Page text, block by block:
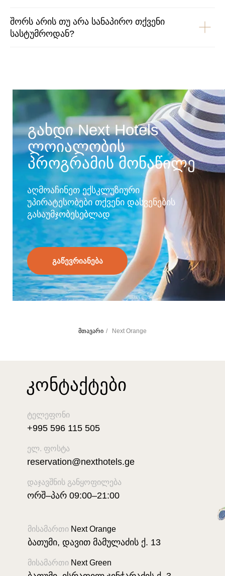
შორს არის თუ არა სანაპირო თქვენი
სასტუმროდან?
გახდი Next Hotels
ლოიალობის
პროგრამის მონაწილე
აღმოაჩინეთ ექსკლუზიური
უპირატესობები თქვენი დასვენების
გასაუმჯობესებლად
გაწევრიანება
მთავარი / Next Orange
კონტაქტები
მისამართი Next Orange
ბათუმი, დავით მამულაძის ქ. 13
მისამართი Next Green
ტელეფონი
+995 596 115 505
ელ. ფოსტა
reservation@nexthotels.ge
დაჯავშნის განყოფილება
ორშ–პარ 09:00–21:00